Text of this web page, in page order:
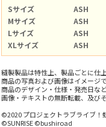
Sサイズ
ASH
Mサイズ
ASH
Lサイズ
ASH
XLサイズ
ASH
縫製製品は特性上、製品ごとに仕
商品の写真および画像はイメージ
商品のデザイン・仕様・発売日な
画像・テキストの無断転載、及び
©2020 プロジェクトラブライブ！
©SUNRISE ©bushiroad